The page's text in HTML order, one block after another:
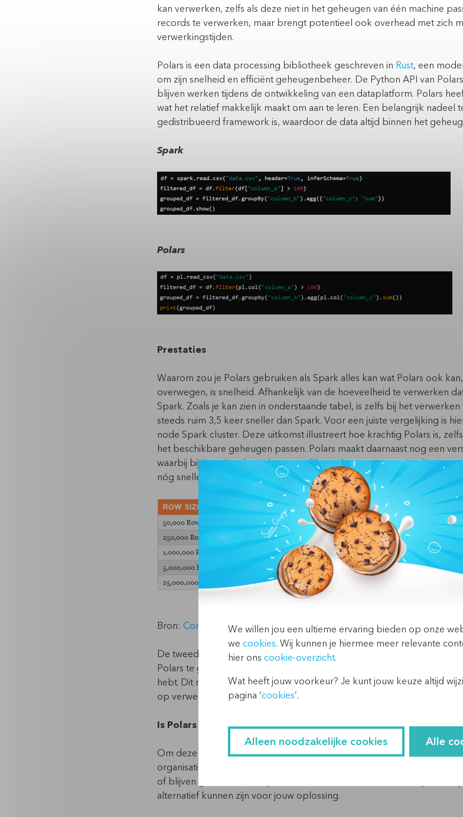
We willen jou een ultieme ervaring bieden op onze
we cookies. Wij kunnen je hiermee meer relevante
hier ons cookie-overzicht.
Wat heeft jouw voorkeur? Je kunt jouw keuze altijd
pagina ‘cookies’.
Alleen noodzakelijke cookies Alle
kan verwerken, zelfs als deze niet in het geheugen van één machine
records te verwerken, maar brengt potentieel ook overhead met zich
verwerkingstijden.
Polars is een data processing bibliotheek geschreven in Rust, een
om zijn snelheid en efficiënt geheugenbeheer. De Python API van
blijven werken tijdens de ontwikkeling van een dataplatform. Polars
wat het relatief makkelijk maakt om aan te leren. Een belangrijk nadeel
gedistribueerd framework is, waardoor de data altijd binnen het
Spark
Polars
Prestaties
Waarom zou je Polars gebruiken als Spark alles kan wat Polars ook
overwegen, issnelheid. Afhankelijk van de hoeveelheid te verwerken
Spark. Zoals je kan zien in onderstaande tabel, is zelfs bij het
steeds ruim 3,5 keer sneller dan Spark. Voor een juiste vergelijking is
node Spark cluster. Deze uitkomst illustreert hoe krachtig Polars is,
het beschikbare geheugen passen. Polars maakt daarnaast nog een
waarbij bij 'Lazy’ evaluatie het mogelijk maakt om extra optimalisaties
nóg sneller maakt.
Bron: Comparing Pandas, Polars, and PySpark - DZone
De tweede reden iskostenbesparing. Gedistribueerde frameworks
Polars te gebruiken, kun je mogelijk besparen op infrastructuurkosten
hebt. Dit maakt Polars een aantrekkelijke optie voor organisaties die
op verwerkingssnelheid.
Is Polars iets voor jou?
Om deze vraag te beantwoorden, moet je eerst in kaart brengen wat
organisatie wil verwerken. Gaat het om miljarden rijen? Dan kan je er
of blijven gebruiken. Heb je te maken met enkele tientallen miljoenen
alternatief kunnen zijn voor jouw oplossing.